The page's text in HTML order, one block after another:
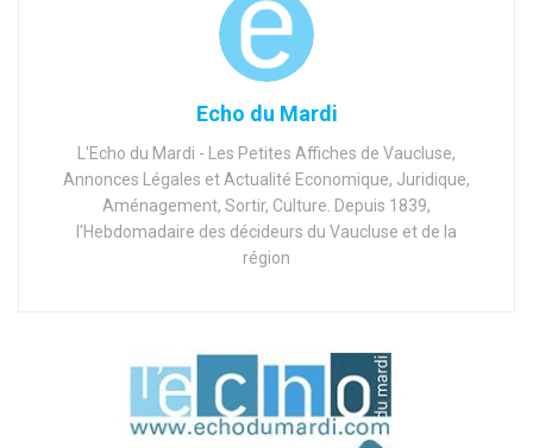
Echo du Mardi
L'Echo du Mardi - Les Petites Affiches de Vaucluse,
Annonces Légales et Actualité Economique, Juridique,
Aménagement, Sortir, Culture. Depuis 1839,
l'Hebdomadaire des décideurs du Vaucluse et de la
région